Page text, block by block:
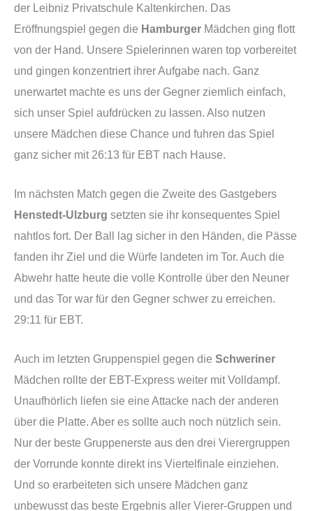
der Leibniz Privatschule Kaltenkirchen. Das
Eröffnungspiel gegen die Hamburger Mädchen ging flott
von der Hand. Unsere Spielerinnen waren top vorbereitet
und gingen konzentriert ihrer Aufgabe nach. Ganz
unerwartet machte es uns der Gegner ziemlich einfach,
sich unser Spiel aufdrücken zu lassen. Also nutzen
unsere Mädchen diese Chance und fuhren das Spiel
ganz sicher mit 26:13 für EBT nach Hause.
Im nächsten Match gegen die Zweite des Gastgebers
Henstedt-Ulzburg setzten sie ihr konsequentes Spiel
nahtlos fort. Der Ball lag sicher in den Händen, die Pässe
fanden ihr Ziel und die Würfe landeten im Tor. Auch die
Abwehr hatte heute die volle Kontrolle über den Neuner
und das Tor war für den Gegner schwer zu erreichen.
29:11 für EBT.
Auch im letzten Gruppenspiel gegen die Schweriner
Mädchen rollte der EBT-Express weiter mit Volldampf.
Unaufhörlich liefen sie eine Attacke nach der anderen
über die Platte. Aber es sollte auch noch nützlich sein.
Nur der beste Gruppenerste aus den drei Vierergruppen
der Vorrunde konnte direkt ins Viertelfinale einziehen.
Und so erarbeiteten sich unsere Mädchen ganz
unbewusst das beste Ergebnis aller Vierer-Gruppen und